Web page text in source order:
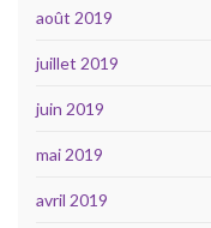
août 2019
juillet 2019
juin 2019
mai 2019
avril 2019